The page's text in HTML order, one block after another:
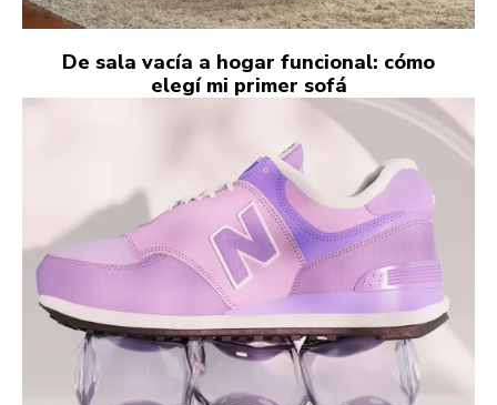
De sala vacía a hogar funcional: cómo
elegí mi primer sofá